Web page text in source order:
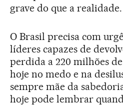
grave do que a realidade.
O Brasil precisa com
líderes capazes de
perdida a 220 milhões de
hoje no medo e na
sempre mãe da
hoje pode lembrar